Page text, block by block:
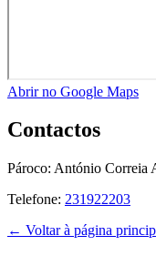
Abrir no Google Maps
Contactos
Pároco: António Correia
Telefone: 231922203
← Voltar à página